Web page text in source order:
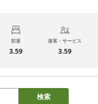
部屋
3.59
接客・サービス
3.59
検索